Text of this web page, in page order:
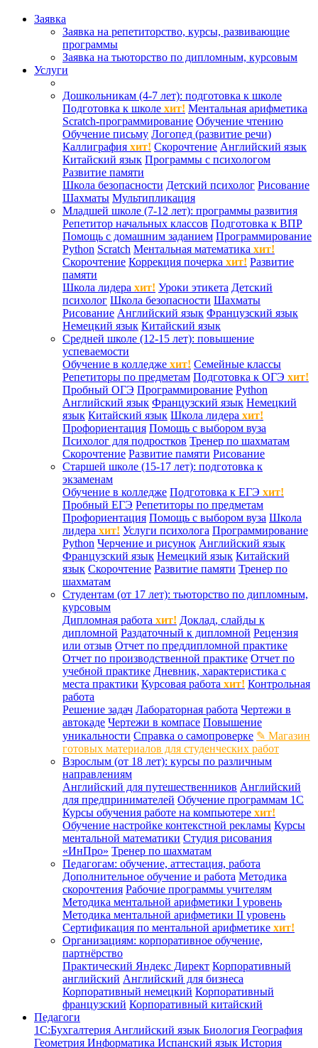
Заявка
Заявка на репетиторство, курсы, развивающие
программы
Заявка на тьюторство по дипломным, курсовым
Услуги
Дошкольникам (4-7 лет): подготовка к школе
Подготовка к школе хит! Ментальная арифметика
Scratch-программирование Обучение чтению
Обучение письму Логопед (развитие речи)
Каллиграфия хит! Скорочтение Английский язык
Китайский язык Программы с психологом
Развитие памяти
Школа безопасности Детский психолог Рисование
Шахматы Мультипликация
Младшей школе (7-12 лет): программы развития
Репетитор начальных классов Подготовка к ВПР
Помощь с домашним заданием Программирование
Python Scratch Ментальная математика хит!
Скорочтение Коррекция почерка хит! Развитие
памяти
Школа лидера хит! Уроки этикета Детский
психолог Школа безопасности Шахматы
Рисование Английский язык Французский язык
Немецкий язык Китайский язык
Средней школе (12-15 лет): повышение
успеваемости
Обучение в колледже хит! Семейные классы
Репетиторы по предметам Подготовка к ОГЭ хит!
Пробный ОГЭ Программирование Python
Английский язык Французский язык Немецкий
язык Китайский язык Школа лидера хит!
Профориентация Помощь с выбором вуза
Психолог для подростков Тренер по шахматам
Скорочтение Развитие памяти Рисование
Старшей школе (15-17 лет): подготовка к
экзаменам
Обучение в колледже Подготовка к ЕГЭ хит!
Пробный ЕГЭ Репетиторы по предметам
Профориентация Помощь с выбором вуза Школа
лидера хит! Услуги психолога Программирование
Python Черчение и рисунок Английский язык
Французский язык Немецкий язык Китайский
язык Скорочтение Развитие памяти Тренер по
шахматам
Студентам (от 17 лет): тьюторство по дипломным,
курсовым
Дипломная работа хит! Доклад, слайды к
дипломной Раздаточный к дипломной Рецензия
или отзыв Отчет по преддипломной практике
Отчет по производственной практике Отчет по
учебной практике Дневник, характеристика с
места практики Курсовая работа хит! Контрольная
работа
Решение задач Лабораторная работа Чертежи в
автокаде Чертежи в компасе Повышение
уникальности Справка о самопроверке ✎ Магазин
готовых материалов для студенческих работ
Взрослым (от 18 лет): курсы по различным
направлениям
Английский для путешественников Английский
для предпринимателей Обучение программам 1С
Курсы обучения работе на компьютере хит!
Обучение настройке контекстной рекламы Курсы
ментальной математики Студия рисования
«ИнПро» Тренер по шахматам
Педагогам: обучение, аттестация, работа
Дополнительное обучение и работа Методика
скорочтения Рабочие программы учителям
Методика ментальной арифметики I уровень
Методика ментальной арифметики II уровень
Сертификация по ментальной арифметике хит!
Организациям: корпоративное обучение,
партнёрство
Практический Яндекс Директ Корпоративный
английский Английский для бизнеса
Корпоративный немецкий Корпоративный
французский Корпоративный китайский
Педагоги
1С:Бухгалтерия Английский язык Биология География
Геометрия Информатика Испанский язык История